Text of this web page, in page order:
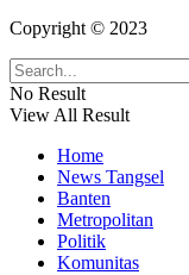
Copyright © 2023
No Result
View All Result
Home
News Tangsel
Banten
Metropolitan
Politik
Komunitas